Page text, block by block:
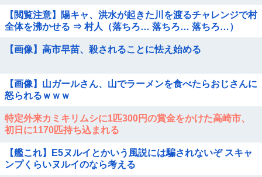
【閲覧注意】陽キャ、洪水が起きた川を渡るチャレンジで村
全体を沸かせる ⇒ 村人（落ちろ… 落ちろ… 落ちろ…）
【画像】高市早苗、殺されることに怯え始める
【画像】山ガールさん、山でラーメンを食べたらおじさんに
怒られるｗｗｗ
特定外来カミキリムシに1匹300円の賞金をかけた高崎市、
初日に1170匹持ち込まれる
【艦これ】E5ヌルイとかいう風説には騙されないぞ スキャ
ンプくらいヌルイのなら考える